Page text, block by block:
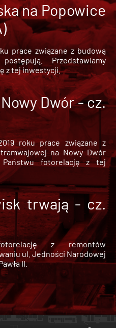
na Popowice
prace związane z budową
postępują. Przedstawiamy
z tej inwestycji.
Dwór - cz.
roku prace związane z
na Nowy Dwór
Państwu fotorelację z tej
trwają - cz.
z remontów
ul. Jedności Narodowej
II.